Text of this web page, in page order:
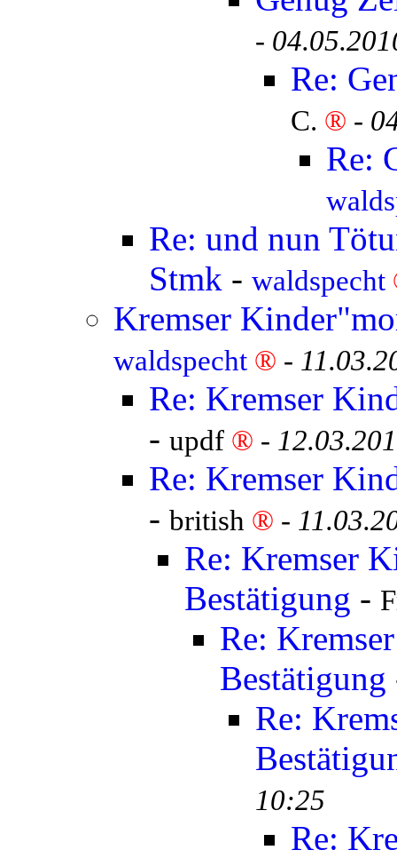
-
Re:
C. ® -
Re:
Re: und nun
Stmk - waldspecht
Kremser
waldspecht ® -
Re: Kremser
- updf ® -
Re: Kremser
- british ® -
Re: Kremser
Bestätigung -
Re:
Bestätigung
Re:
10:25
Re: